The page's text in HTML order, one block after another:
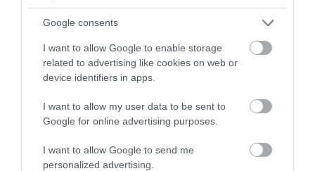
Google consents
I want to allow Google to enable storage
related to advertising like cookies on web or
device identifiers in apps.
I want to allow my user data to be sent to
Google for online advertising purposes.
I want to allow Google to send me
personalized advertising.
07.08.2026 | 20:57